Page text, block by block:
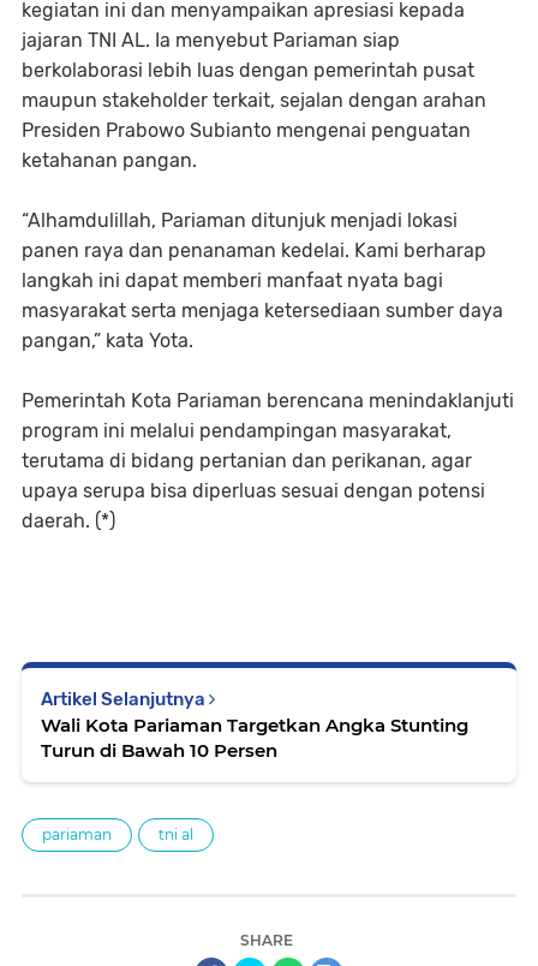
kegiatan ini dan menyampaikan apresiasi kepada
jajaran TNI AL. Ia menyebut Pariaman siap
berkolaborasi lebih luas dengan pemerintah pusat
maupun stakeholder terkait, sejalan dengan arahan
Presiden Prabowo Subianto mengenai penguatan
ketahanan pangan.
“Alhamdulillah, Pariaman ditunjuk menjadi lokasi
panen raya dan penanaman kedelai. Kami berharap
langkah ini dapat memberi manfaat nyata bagi
masyarakat serta menjaga ketersediaan sumber daya
pangan,” kata Yota.
Pemerintah Kota Pariaman berencana menindaklanjuti
program ini melalui pendampingan masyarakat,
terutama di bidang pertanian dan perikanan, agar
upaya serupa bisa diperluas sesuai dengan potensi
daerah. (*)
Artikel Selanjutnya
Wali Kota Pariaman Targetkan Angka Stunting
Turun di Bawah 10 Persen
pariaman tni al
SHARE